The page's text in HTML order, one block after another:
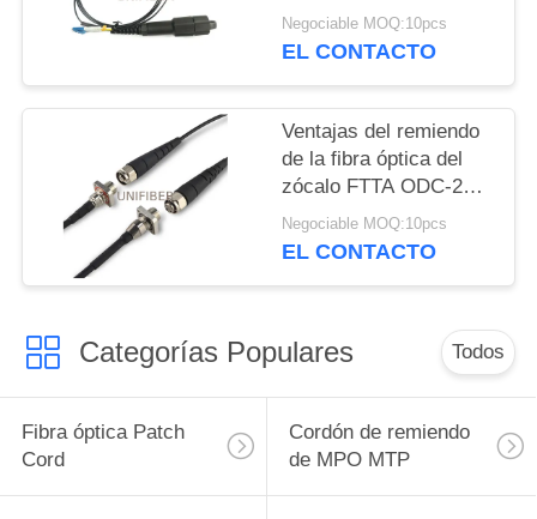
óptica del LC FTTA
Negociable MOQ:10pcs
EL CONTACTO
Ventajas del remiendo
de la fibra óptica del
zócalo FTTA ODC-2
ODC-4 del enchufe
Negociable MOQ:10pcs
EL CONTACTO
Categorías Populares Todos
Fibra óptica Patch
Cord
Cordón de remiendo
de MPO MTP